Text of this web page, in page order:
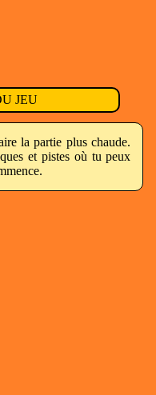
JEU
la partie plus chaude.
et pistes où tu peux